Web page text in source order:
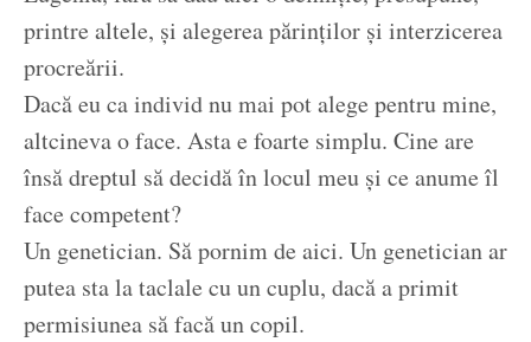
printre altele, și alegerea părinților și interzicerea
procreării.
Dacă eu ca individ nu mai pot alege pentru mine,
altcineva o face. Asta e foarte simplu. Cine are
însă dreptul să decidă în locul meu și ce anume îl
face competent?
Un genetician. Să pornim de aici. Un genetician ar
putea sta la taclale cu un cuplu, dacă a primit
permisiunea să facă un copil.